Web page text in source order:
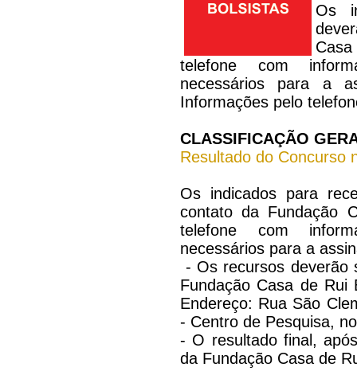
Os
telefone com
necessários para a
Informações pelo
CLASSIFICAÇÃO
Resultado do Concurso
Os indicados para
contato da Fundação
telefone com
necessários para a
- Os recursos deverão
Fundação Casa de
Endereço: Rua São
- Centro de Pesquisa,
- O resultado final,
da Fundação Casa de